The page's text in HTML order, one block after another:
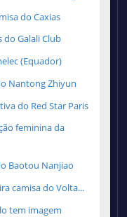
do Caxias
do Galali Club
(Equador)
Nantong Zhiyun
do Red Star Paris
feminina da
Baotou Nanjiao
camisa do Volta...
tem imagem